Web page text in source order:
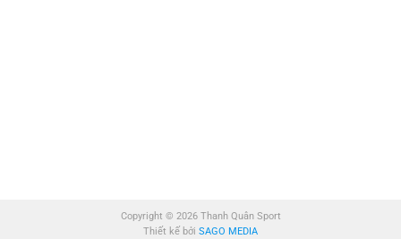
Copyright © 2026 Thanh Quân Sport
Thiết kế bởi SAGO MEDIA